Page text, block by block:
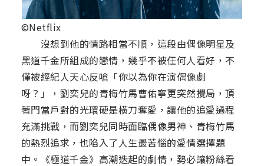
©Netflix
沒想到他的情路相當不順，這段由偶像明星及
黑道千金所組成的戀情，幾乎不被任何人看好，不
僅被經紀人天心反嗆「你以為你在演偶像劇
呀？」，劉奕兒的青梅竹馬曹佑寧更突然攪局，頂
著門當戶對的光環硬是橫刀奪愛，讓他的追愛過程
充滿挑戰，而劉奕兒同時面臨偶像男神、青梅竹馬
的熱烈追求，也陷入了人生最苦惱的愛情選擇題
中。《極道千金》高潮迭起的劇情，勢必讓粉絲看